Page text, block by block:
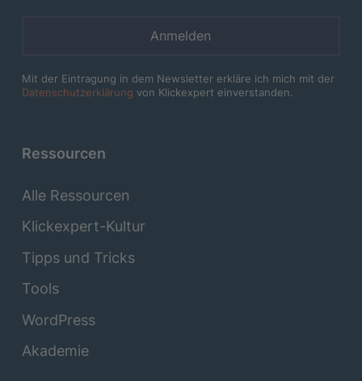
Anmelden
Mit der Eintragung in dem Newsletter erkläre ich mich mit der
Datenschutzerklärung von Klickexpert einverstanden.
Ressourcen
Alle Ressourcen
Klickexpert-Kultur
Tipps und Tricks
Tools
WordPress
Akademie